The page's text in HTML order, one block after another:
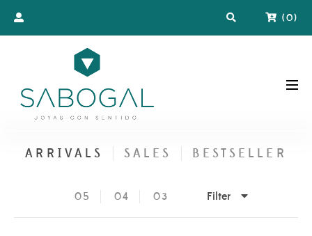
(0)
ARRIVALS SALES BESTSELLER
05 04 03 Filter